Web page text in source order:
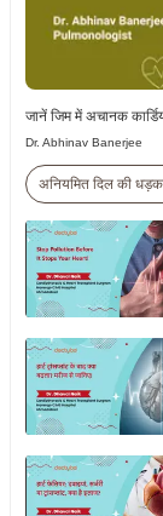
जानें जिम में अचानक
Dr. Abhinav Banerjee
अनियमित दिल की